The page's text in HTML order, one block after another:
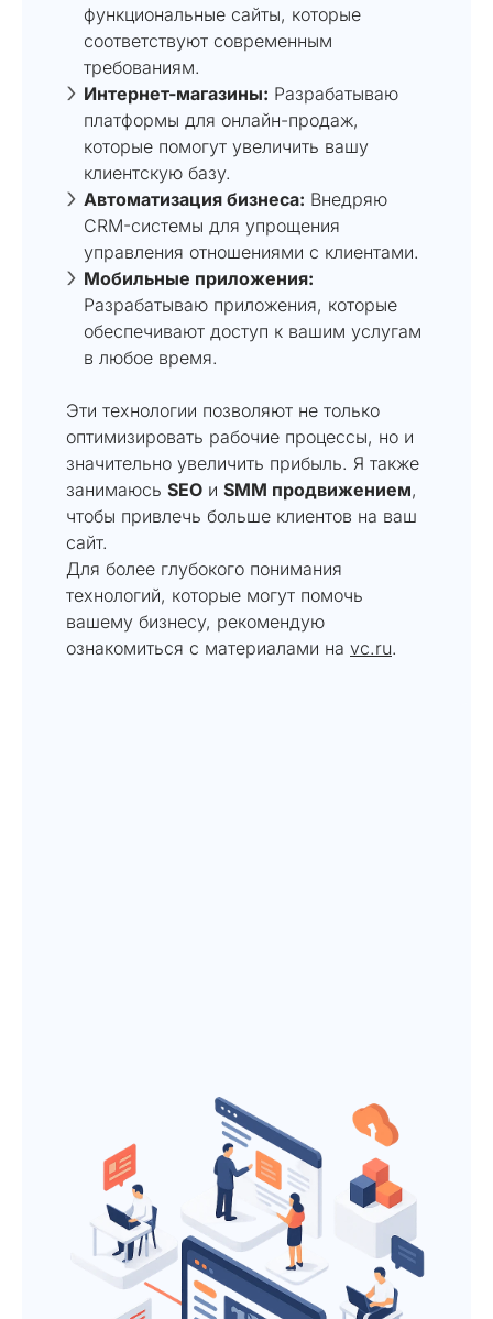
функциональные сайты, которые
соответствуют современным
требованиям.
Интернет-магазины: Разрабатываю
платформы для онлайн-продаж,
которые помогут увеличить вашу
клиентскую базу.
Автоматизация бизнеса: Внедряю
CRM-системы для упрощения
управления отношениями с клиентами.
Мобильные приложения:
Разрабатываю приложения, которые
обеспечивают доступ к вашим услугам
в любое время.
Эти технологии позволяют не только
оптимизировать рабочие процессы, но и
значительно увеличить прибыль. Я также
занимаюсь SEO и SMM продвижением,
чтобы привлечь больше клиентов на ваш
сайт.
Для более глубокого понимания
технологий, которые могут помочь
вашему бизнесу, рекомендую
ознакомиться с материалами на vc.ru.